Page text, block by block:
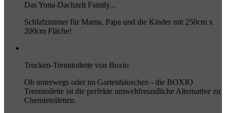
Das Yuna-Dachzelt Family...
Schlafzimmer für Mama, Papa und die Kinder mit 250cm x
200cm Fläche!
Trocken-Trenntoilette von Boxio
Ob unterwegs oder im Gartenhäuschen - die BOXIO
Trenntoilette ist die perfekte umweltfreundliche Alternative zu
Chemietoiletten.